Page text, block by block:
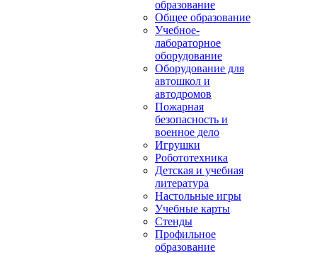
образование
Общее образование
Учебное-
лабораторное
оборудование
Оборудование для
автошкол и
автодромов
Пожарная
безопасность и
военное дело
Игрушки
Робототехника
Детская и учебная
литература
Настольные игры
Учебные карты
Стенды
Профильное
образование